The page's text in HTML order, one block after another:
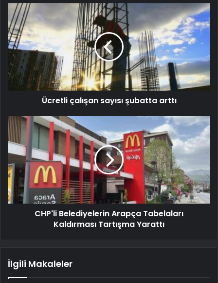
Ücretli çalışan sayısı şubatta arttı
CHP'li Belediyelerin Arapça Tabelaları
Kaldırması Tartışma Yarattı
İlgili Makaleler